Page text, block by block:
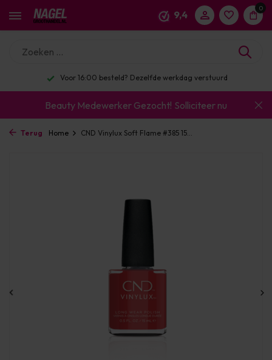
9,4
0
Enorm assortiment & alle bekende
Beauty Medewerker Gezocht! Solliciteer nu
Terug Home CND Vinylux Soft Flame #385 15...